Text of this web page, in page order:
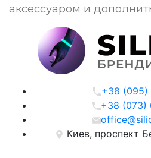
аксессуаром и
+38 (095)
+38 (073)
Киев, проспект